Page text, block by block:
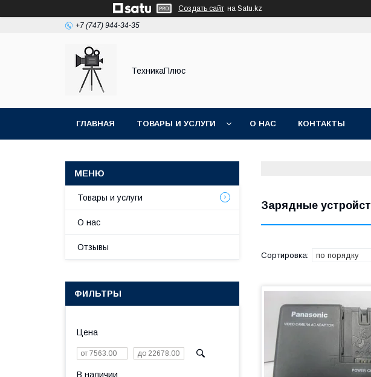
Создать сайт на Satu.kz
+7 (747) 944-34-35
ТехникаПлюс
ГЛАВНАЯ ТОВАРЫ И УСЛУГИ О НАС КОНТАКТЫ
Зарядные
Товары и услуги
О нас
Отзывы
ФИЛЬТРЫ
Цена
В наличии